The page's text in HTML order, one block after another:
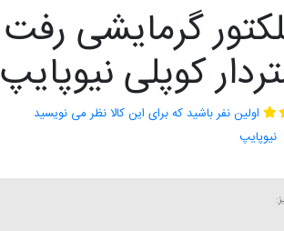
گرمایشی
کوپلی نیوپایپ
اولین نفر باشید که برای این کالا نظر می نویسید
نیوپایپ